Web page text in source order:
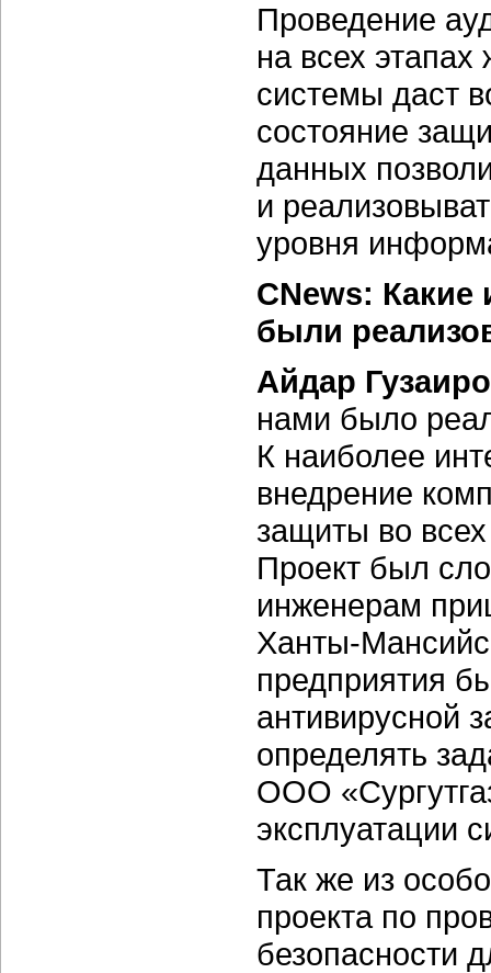
Проведение
на всех
системы даст
состояние
данных
и
уровня
CNews:
были
Айдар
нами было
К наиболее
внедрение
защиты во
Проект был
инженерам
Ханты-
предприятия
антивирусной
определять
ООО
эксплуатации
Так же из
проекта по
безопасности